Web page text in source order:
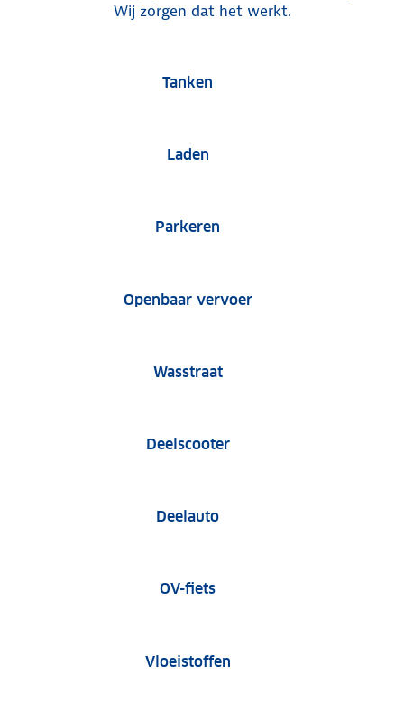
Wij zorgen dat het werkt.
Tanken
Laden
Parkeren
Openbaar vervoer
Wasstraat
Deelscooter
Deelauto
OV-fiets
Vloeistoffen